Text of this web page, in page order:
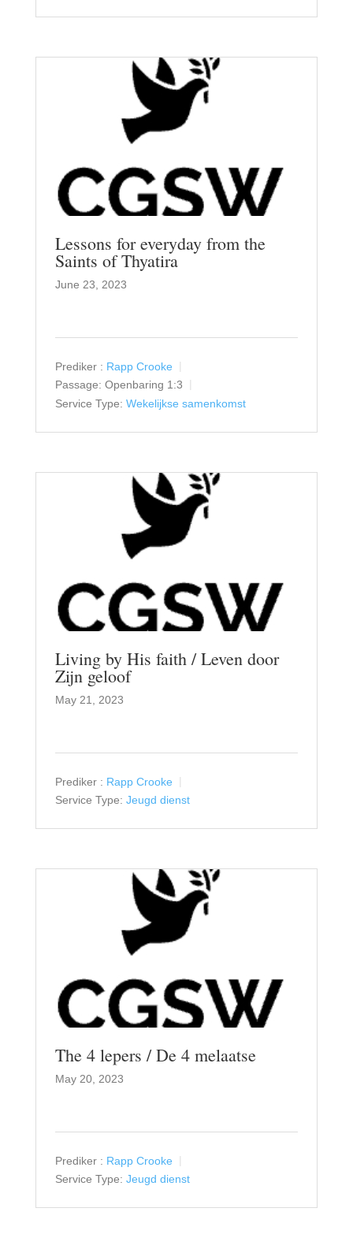
Lessons for everyday from the
Saints of Thyatira
June 23, 2023
Prediker : Rapp Crooke
Passage: Openbaring 1:3
Service Type: Wekelijkse samenkomst
Living by His faith / Leven door
Zijn geloof
May 21, 2023
Prediker : Rapp Crooke
Service Type: Jeugd dienst
The 4 lepers / De 4 melaatse
May 20, 2023
Prediker : Rapp Crooke
Service Type: Jeugd dienst